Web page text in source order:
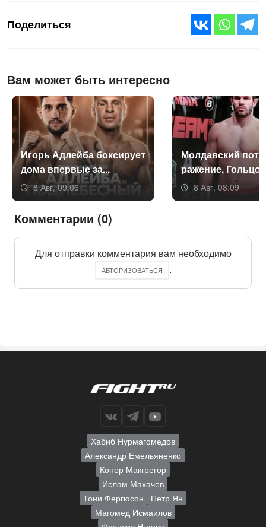
Поделиться
Вам может быть интересно
Игорь Ад­лей­ба бок­си­ру­ет
до­ма впер­вые за...
8 Авг, 09:06
Мол­давс­кий
раже­ние,
8 Авг, 08:09
Комментарии (0)
Для отправки комментария вам необходимо
АВТОРИЗОВАТЬСЯ .
Хабиб Нурмагомедов
Александр Емельяненко
Конор Макгрегор
Ислам Махачев
Тони Фергюсон
Петр Ян
Магомед Исмаилов